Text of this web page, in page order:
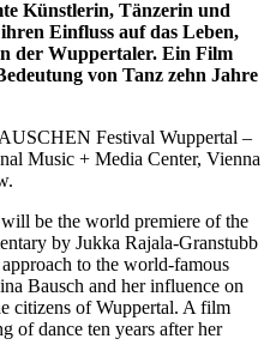
Künstlerin, Tänzerin und
Einfluss auf das Leben,
der Wuppertaler. Ein Film
von Tanz zehn Jahre
Festival Wuppertal –
Music + Media Center, Vienna
be the world premiere of the
by Jukka Rajala-Granstubb
to the world-famous
Bausch and her influence on
citizens of Wuppertal. A film
of dance ten years after her